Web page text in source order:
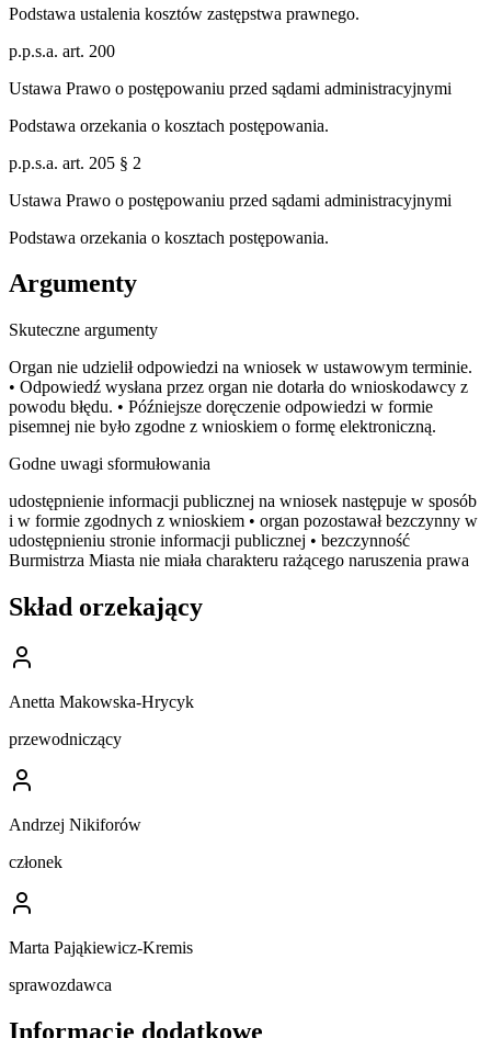
Podstawa ustalenia kosztów zastępstwa prawnego.
p.p.s.a. art. 200
Ustawa Prawo o postępowaniu przed sądami administracyjnymi
Podstawa orzekania o kosztach postępowania.
p.p.s.a. art. 205 § 2
Ustawa Prawo o postępowaniu przed sądami administracyjnymi
Podstawa orzekania o kosztach postępowania.
Argumenty
Skuteczne argumenty
Organ nie udzielił odpowiedzi na wniosek w ustawowym terminie.
• Odpowiedź wysłana przez organ nie dotarła do wnioskodawcy z
powodu błędu. • Późniejsze doręczenie odpowiedzi w formie
pisemnej nie było zgodne z wnioskiem o formę elektroniczną.
Godne uwagi sformułowania
udostępnienie informacji publicznej na wniosek następuje w sposób
i w formie zgodnych z wnioskiem • organ pozostawał bezczynny w
udostępnieniu stronie informacji publicznej • bezczynność
Burmistrza Miasta nie miała charakteru rażącego naruszenia prawa
Skład orzekający
Anetta Makowska-Hrycyk
przewodniczący
Andrzej Nikiforów
członek
Marta Pająkiewicz-Kremis
sprawozdawca
Informacje dodatkowe